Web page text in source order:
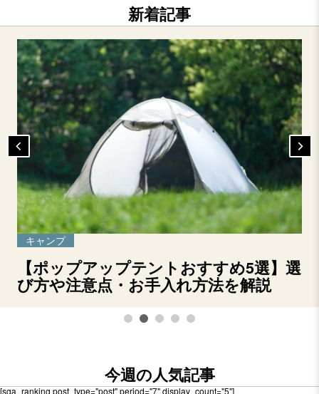
新着記事
キャンプ
【ポップアップテントおすすめ5選】選
び方や注意点・お手入れ方法を解説
今週の人気記事
[sga_ranking post_type="post" period="7" display_count="5"]